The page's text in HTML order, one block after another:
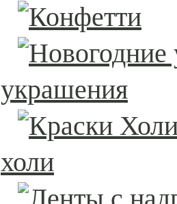
украшения
холи